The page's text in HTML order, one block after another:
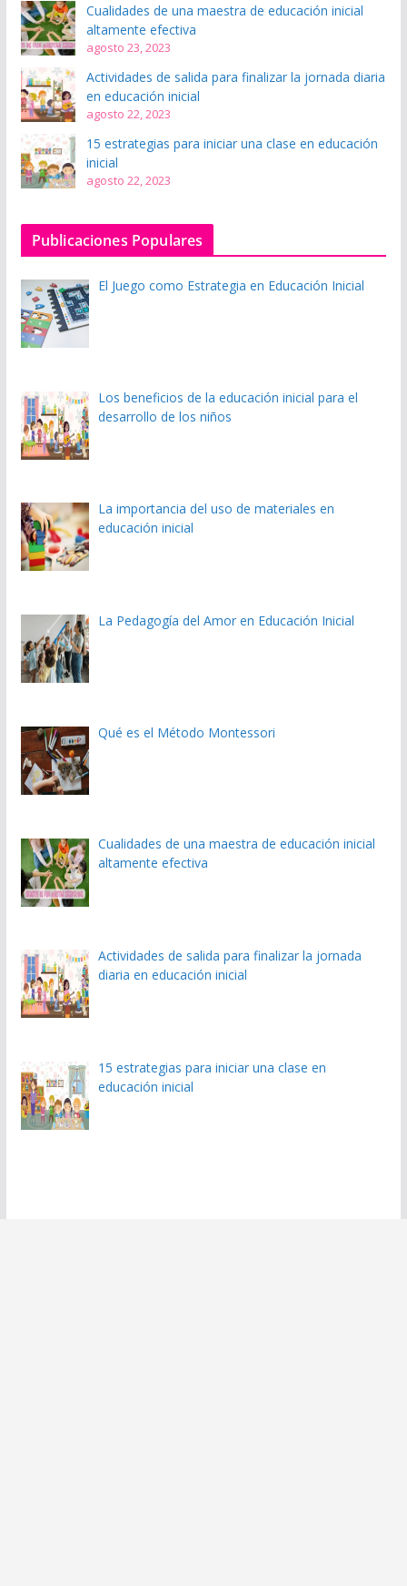
Cualidades de una maestra de educación inicial
altamente efectiva
agosto 23, 2023
Actividades de salida para finalizar la jornada diaria
en educación inicial
agosto 22, 2023
15 estrategias para iniciar una clase en educación
inicial
agosto 22, 2023
Publicaciones Populares
El Juego como Estrategia en Educación Inicial
Los beneficios de la educación inicial para el
desarrollo de los niños
La importancia del uso de materiales en
educación inicial
La Pedagogía del Amor en Educación Inicial
Qué es el Método Montessori
Cualidades de una maestra de educación inicial
altamente efectiva
Actividades de salida para finalizar la jornada
diaria en educación inicial
15 estrategias para iniciar una clase en
educación inicial